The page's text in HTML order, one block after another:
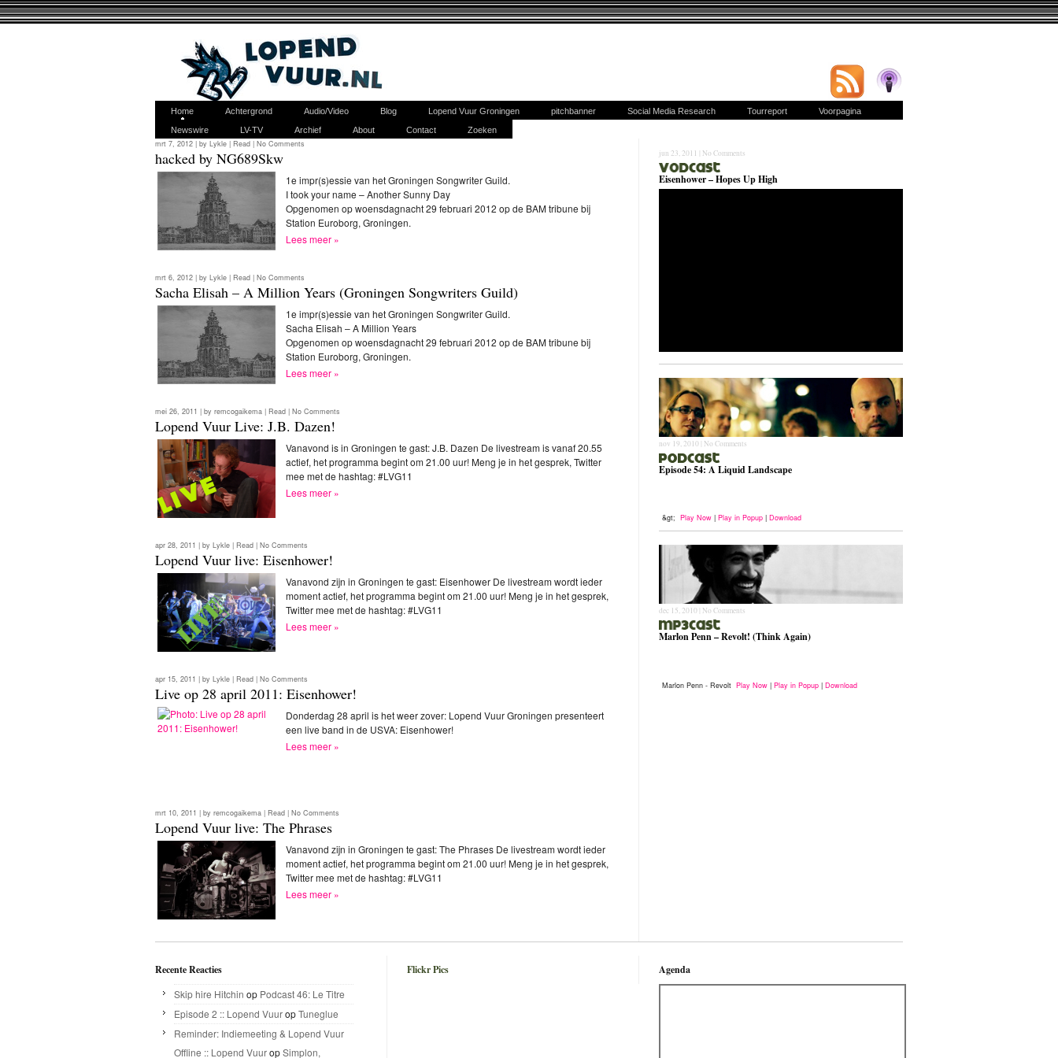
Home Achtergrond Audio/Video Blog Lopend Vuur Groningen pitchbanner Social Media Research Tourreport
Voorpagina
Newswire
LV-TV Archief About Contact Zoeken
mrt 7, 2012 | by Lykle | Read | No Comments
hacked by NG689Skw
1e impr(s)essie van het Groningen Songwriter Guild.
I took your name – Another Sunny Day
Opgenomen op woensdagnacht 29 februari 2012 op de BAM tribune bij
Station Euroborg, Groningen.
Lees meer »
mrt 6, 2012 | by Lykle | Read | No Comments
Sacha Elisah – A Million Years (Groningen Songwriters Guild)
1e impr(s)essie van het Groningen Songwriter Guild.
Sacha Elisah – A Million Years
Opgenomen op woensdagnacht 29 februari 2012 op de BAM tribune bij
Station Euroborg, Groningen.
Lees meer »
mei 26, 2011 | by remcogaikema | Read | No Comments
Lopend Vuur Live: J.B. Dazen!
Vanavond is in Groningen te gast: J.B. Dazen De livestream is vanaf 20.55
actief, het programma begint om 21.00 uur! Meng je in het gesprek, Twitter
mee met de hashtag: #LVG11
Lees meer »
apr 28, 2011 | by Lykle | Read | No Comments
Lopend Vuur live: Eisenhower!
Vanavond zijn in Groningen te gast: Eisenhower De livestream wordt ieder
moment actief, het programma begint om 21.00 uur! Meng je in het gesprek,
Twitter mee met de hashtag: #LVG11
Lees meer »
apr 15, 2011 | by Lykle | Read | No Comments
Live op 28 april 2011: Eisenhower!
Donderdag 28 april is het weer zover: Lopend Vuur Groningen presenteert
een live band in de USVA: Eisenhower!
Lees meer »
mrt 10, 2011 | by remcogaikema | Read | No Comments
Lopend Vuur live: The Phrases
Vanavond zijn in Groningen te gast: The Phrases De livestream wordt ieder
moment actief, het programma begint om 21.00 uur! Meng je in het gesprek,
Twitter mee met de hashtag: #LVG11
Lees meer »
jun 23, 2011 | No Comments
Eisenhower – Hopes Up High
nov 19, 2010 | No Comments
Episode 54: A Liquid Landscape
&gt; Play Now |Play in Popup |Download
dec 15, 2010 | No Comments
Marlon Penn – Revolt! (Think Again)
Marlon Penn - Revolt Play Now |Play in Popup |Download
Recente Reacties
Skip hire Hitchin op Podcast 46: Le Titre
Episode 2 :: Lopend VuuropTuneglue
Reminder: Indiemeeting & Lopend Vuur
Offline :: Lopend VuuropSimplon,
Flickr Pics Agenda